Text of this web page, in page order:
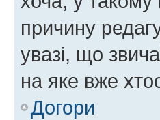
причину
увазі, що
на яке вже
Догори